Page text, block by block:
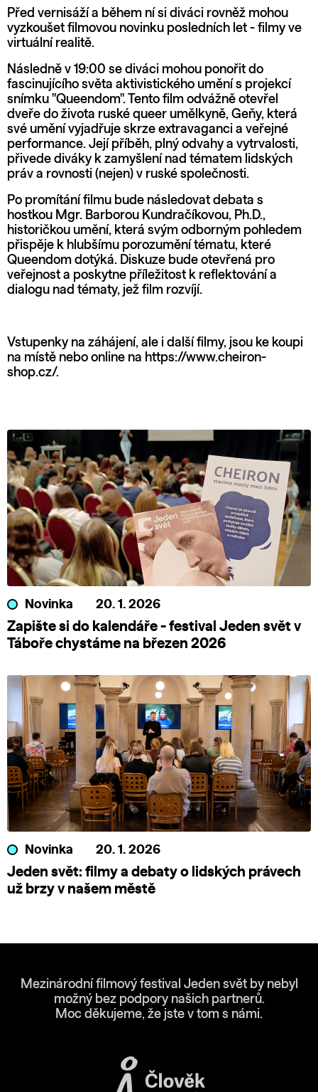
Před vernisáží a během ní si diváci rovněž mohou
vyzkoušet filmovou novinku posledních let - filmy ve
virtuální realitě.
Následně v 19:00 se diváci mohou ponořit do
fascinujícího světa aktivistického umění s projekcí
snímku "Queendom". Tento film odvážně otevřel
dveře do života ruské queer umělkyně, Geňy, která
své umění vyjadřuje skrze extravaganci a veřejné
performance. Její příběh, plný odvahy a vytrvalosti,
přivede diváky k zamyšlení nad tématem lidských
práv a rovnosti (nejen) v ruské společnosti.
Po promítání filmu bude následovat debata s
hostkou Mgr. Barborou Kundračíkovou, Ph.D.,
historičkou umění, která svým odborným pohledem
přispěje k hlubšímu porozumění tématu, které
Queendom dotýká. Diskuze bude otevřená pro
veřejnost a poskytne příležitost k reflektování a
dialogu nad tématy, jež film rozvíjí.
Vstupenky na záhájení, ale i další filmy, jsou ke koupi
na místě nebo online na https://www.cheiron-
shop.cz/.
Novinka 20. 1. 2026
Zapište si do kalendáře - festival Jeden svět v
Táboře chystáme na březen 2026
Novinka 20. 1. 2026
Jeden svět: filmy a debaty o lidských právech
už brzy v našem městě
Mezinárodní filmový festival Jeden svět by nebyl
možný bez podpory našich partnerů.
Moc děkujeme, že jste v tom s námi.